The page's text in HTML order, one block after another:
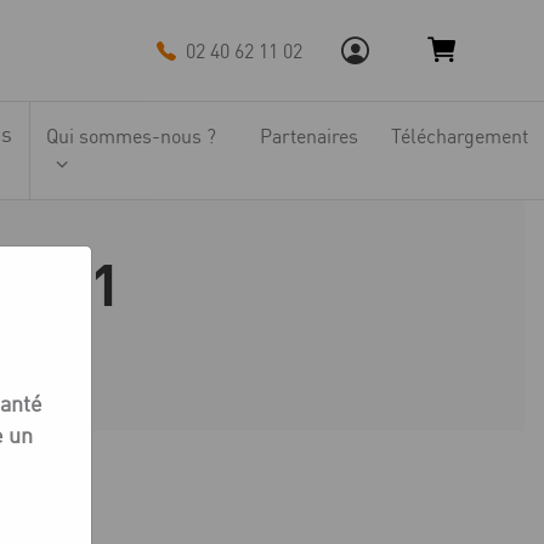
02 40 62 11 02
Qui sommes-nous ? Partenaires Téléchargement
501
un